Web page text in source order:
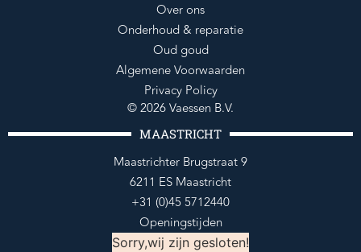
Over ons
Onderhoud & reparatie
Oud goud
Algemene Voorwaarden
Privacy Policy
© 2026 Vaessen B.V.
MAASTRICHT
Maastrichter Brugstraat 9
6211 ES Maastricht
+31 (0)45 5712440
Openingstijden
Sorry,wij zijn gesloten!